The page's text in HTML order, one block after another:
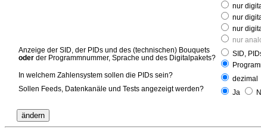
nur
nur
nur
nur
Anzeige der SID, der PIDs und des (technischen) Bouquets
oder der Programmnummer, Sprache und des Digitalpakets? SID,
In welchem Zahlensystem sollen die PIDs sein?
dezimal
Sollen Feeds, Datenkanäle und Tests angezeigt werden?
Ja